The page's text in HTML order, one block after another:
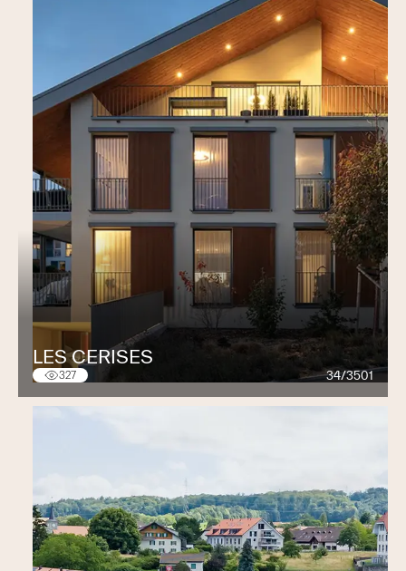
LES CERISES
327 34/3501